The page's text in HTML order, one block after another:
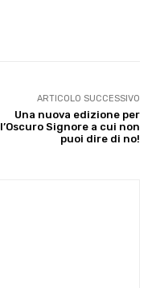
ARTICOLO SUCCESSIVO
Una nuova edizione per
l’Oscuro Signore a cui non
puoi dire di no!